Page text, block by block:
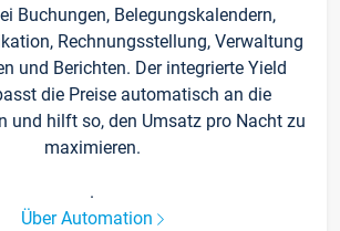
Buchungen, Belegungskalendern,
Rechnungsstellung, Verwaltung
und Berichten. Der integrierte Yield
die Preise automatisch an die
und hilft so, den Umsatz pro Nacht zu
maximieren.
.
Über Automation